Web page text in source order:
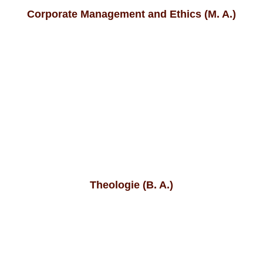
Corporate Management and Ethics (M. A.)
Theologie (B. A.)